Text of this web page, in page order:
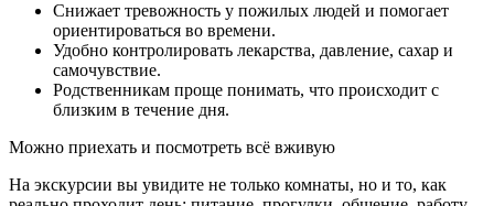
Снижает тревожность у пожилых людей и помогает
ориентироваться во времени.
Удобно контролировать лекарства, давление, сахар и
самочувствие.
Родственникам проще понимать, что происходит с
близким в течение дня.
Можно приехать и посмотреть всё вживую
На экскурсии вы увидите не только комнаты, но и то, как